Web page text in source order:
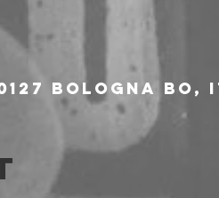
Bologna BO,